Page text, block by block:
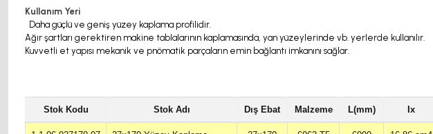
Kullanım Yeri
Daha güçlü ve geniş yüzey kaplama profilidir.
Ağır şartları gerektiren makine tablalarının kaplamasında, yan yüzeylerinde vb. yerlerde kullanılır.
Kuvvetli et yapısı mekanik ve pnömatik parçaların emin bağlantı imkanını sağlar.
Stok Kodu Stok Adı Dış Ebat Malzeme L(mm) Ix